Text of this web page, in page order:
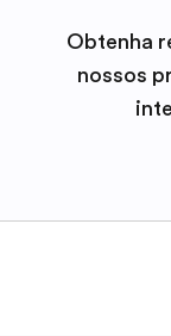
Obtenha
nossos